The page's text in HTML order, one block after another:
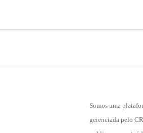
Somos uma
gerenciada pelo